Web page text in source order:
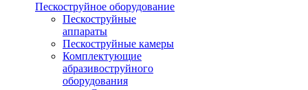
Пескоструйное оборудование
Пескоструйные
аппараты
Пескоструйные камеры
Комплектующие
абразивоструйного
оборудования